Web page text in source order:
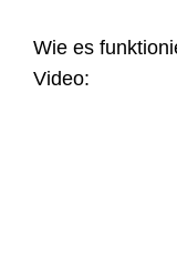
Wie es
Video: